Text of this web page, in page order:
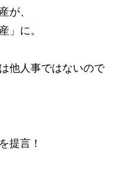
が、
」に。
他人事ではないので
提言！